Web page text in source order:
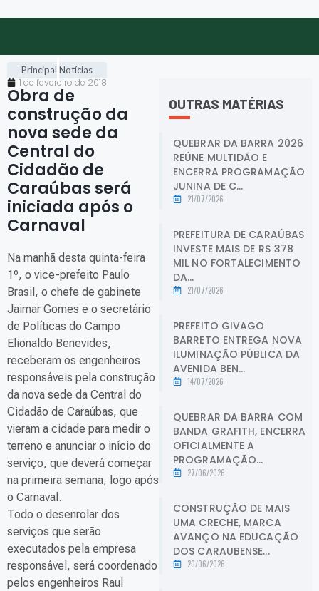
Principal Notícias
1 de fevereiro de 2018
Obra de
construção da
nova sede da
Central do
Cidadão de
Caraúbas será
iniciada após o
Carnaval
Na manhã desta quinta-feira
1º, o vice-prefeito Paulo
Brasil, o chefe de gabinete
Jaimar Gomes e o secretário
de Políticas do Campo
Elionaldo Benevides,
receberam os engenheiros
responsáveis pela construção
da nova sede da Central do
Cidadão de Caraúbas, que
vieram a cidade para medir o
terreno e anunciar o início do
serviço, que deverá começar
na primeira semana, logo após
o Carnaval.
Todo o desenrolar dos
serviços que serão
executados pela empresa
responsável, será coordenado
pelos engenheiros Raul
OUTRAS MATÉRIAS
QUEBRAR DA BARRA 2026
REÚNE MULTIDÃO E
ENCERRA PROGRAMAÇÃO
JUNINA DE C...
21/07/2026
PREFEITURA DE CARAÚBAS
INVESTE MAIS DE R$ 378
MIL NO FORTALECIMENTO
DA...
21/07/2026
PREFEITO GIVAGO
BARRETO ENTREGA NOVA
ILUMINAÇÃO PÚBLICA DA
AVENIDA BEN...
14/07/2026
QUEBRAR DA BARRA COM
BANDA GRAFITH, ENCERRA
OFICIALMENTE A
PROGRAMAÇÃO...
27/06/2026
CONSTRUÇÃO DE MAIS
UMA CRECHE, MARCA
AVANÇO NA EDUCAÇÃO
DOS CARAUBENSE...
20/06/2026